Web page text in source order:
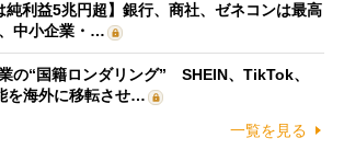
純利益5兆円超】銀行、商社、ゼネコンは最高
中小企業・…
の“国籍ロンダリング” SHEIN、TikTok、
を海外に移転させ…
一覧を見る